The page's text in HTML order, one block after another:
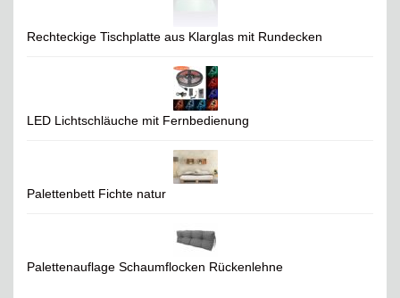
Rechteckige Tischplatte aus Klarglas mit Rundecken
LED Lichtschläuche mit Fernbedienung
Palettenbett Fichte natur
Palettenauflage Schaumflocken Rückenlehne